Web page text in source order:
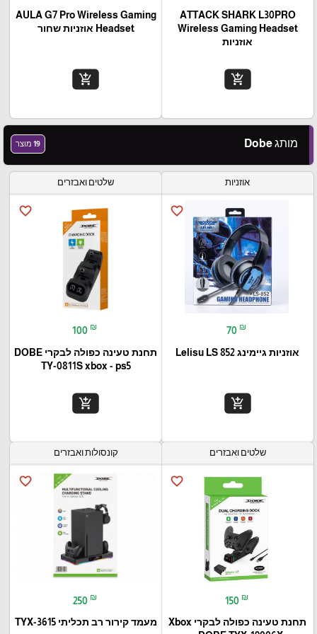
ATTACK SHARK L30PRO
Wireless Gaming Headset
אוזניות
add_shopping_cart
AULA G7 Pro Wireless Gaming
Headset אוזניות שחור
add_shopping_cart
מותג Dobe 19 מוצר
אוזניות
favorite_border
70 ₪
אוזניות גיימינג Lelisu LS 852
add_shopping_cart
שלטים ואבזרים
favorite_border
100 ₪
תחנת טעינה כפולה לבקרי DOBE
TY-0811S xbox - ps5
add_shopping_cart
שלטים ואבזרים
favorite_border
150 ₪
תחנת טעינה כפולה לבקרי Xbox
קונסולות ואבזרים
favorite_border
250 ₪
מעמד קירור רב תכליתי TYX-3615